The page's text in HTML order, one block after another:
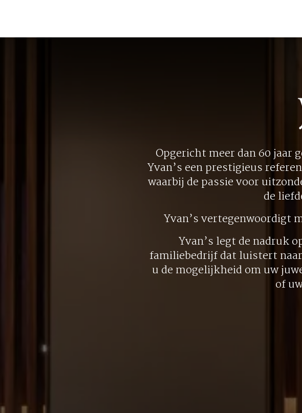
Opgericht meer dan 60 jaar
Yvan’s een prestigieus
waarbij de passie voor
de
Yvan’s vertegenwoordigt
Yvan’s legt de nadruk
familiebedrijf dat luistert
u de mogelijkheid om uw
of